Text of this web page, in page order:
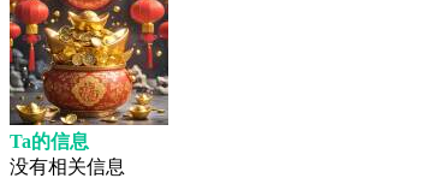
Ta的信息
没有相关信息